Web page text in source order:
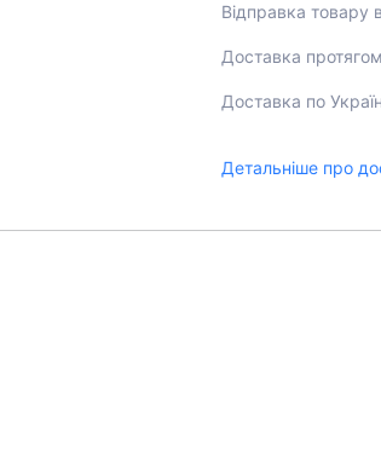
Відправка товару
Доставка
Доставка по
Детальніше про